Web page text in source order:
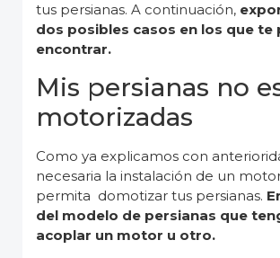
tus persianas. A continuación,
dos posibles casos en los que te
encontrar.
Mis persianas no
motorizadas
Como ya explicamos con
necesaria la instalación de un
permita domotizar tus persianas.
del modelo de persianas que
acoplar un motor u otro.